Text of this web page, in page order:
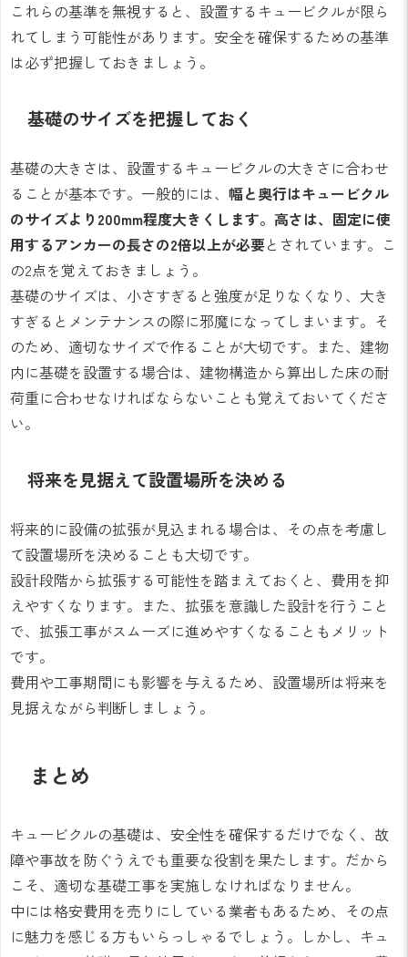
これらの基準を無視すると、設置するキュービクルが限ら
れてしまう可能性があります。安全を確保するための基準
は必ず把握しておきましょう。
基礎のサイズを把握しておく
基礎の大きさは、設置するキュービクルの大きさに合わせ
ることが基本です。一般的には、 幅と奥行はキュービクル
のサイズより200mm程度大きくします。高さは、固定に使
用するアンカーの長さの2倍以上が必要とされています。こ
の2点を覚えておきましょう。
基礎のサイズは、小さすぎると強度が足りなくなり、大き
すぎるとメンテナンスの際に邪魔になってしまいます。そ
のため、適切なサイズで作ることが大切です。また、建物
内に基礎を設置する場合は、建物構造から算出した床の耐
荷重に合わせなければならないことも覚えておいてくださ
い。
将来を見据えて設置場所を決める
将来的に設備の拡張が見込まれる場合は、その点を考慮し
て設置場所を決めることも大切です。
設計段階から拡張する可能性を踏まえておくと、費用を抑
えやすくなります。また、拡張を意識した設計を行うこと
で、拡張工事がスムーズに進めやすくなることもメリット
です。
費用や工事期間にも影響を与えるため、設置場所は将来を
見据えながら判断しましょう。
まとめ
キュービクルの基礎は、安全性を確保するだけでなく、故
障や事故を防ぐうえでも重要な役割を果たします。だから
こそ、適切な基礎工事を実施しなければなりません。
中には格安費用を売りにしている業者もあるため、その点
に魅力を感じる方もいらっしゃるでしょう。しかし、キュ